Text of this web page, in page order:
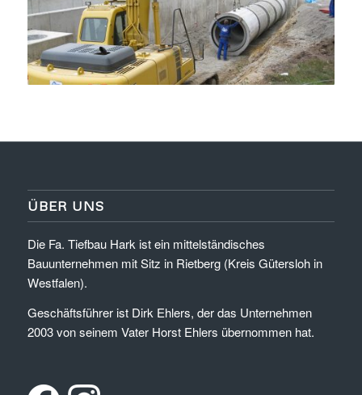
ÜBER UNS
Die Fa. Tiefbau Hark ist ein mittelständisches
Bauunternehmen mit Sitz in Rietberg (Kreis Gütersloh in
Westfalen).
Geschäftsführer ist Dirk Ehlers, der das Unternehmen
2003 von seinem Vater Horst Ehlers übernommen hat.